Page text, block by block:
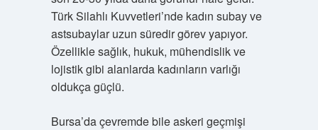
Türk Silahlı Kuvvetleri’nde kadın subay ve
astsubaylar uzun süredir görev yapıyor.
Özellikle sağlık, hukuk, mühendislik ve
lojistik gibi alanlarda kadınların varlığı
oldukça güçlü.
Bursa’da çevremde bile askeri geçmişi